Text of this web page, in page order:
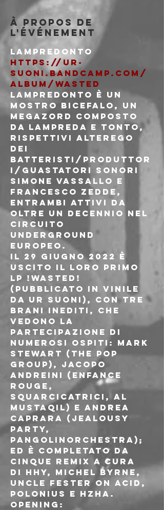
À propos de
l'événement
https://ur-
suoni.bandcamp.com/
album/wasted
Lampredonto è un
mostro bicefalo, un
Megazord composto
da Lampreda e Tonto,
rispettivi alterego
dei
batteristi/produttor
i/guastatori sonori
Simone Vassallo e
Francesco Zedde,
entrambi attivi da
oltre un decennio nel
circuito
underground
europeo.
Il 29 giugno 2022 è
uscito il loro primo
LP !Wasted!
(pubblicato in vinile
da UR Suoni), con tre
brani inediti, che
vedono la
partecipazione di
numerosi ospiti: Mark
Stewart (the Pop
Group), Jacopo
Andreini (Enfance
Rouge,
Squarcicatrici, Al
Mustaqil) e Andrea
Caprara (Jealousy
Party,
Pangolinorchestra);
ed è completato da
cinque remix a cura
di HHY, Michel Byrne,
Uncle Fester On Acid,
Polonius e HZHA.
Opening: